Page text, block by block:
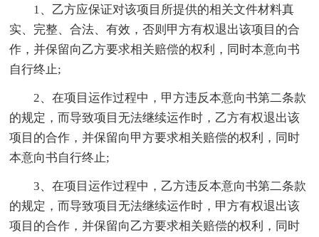
1、乙方应保证对该项目所提供的相关文件材料真
实、完整、合法、有效，否则甲方有权退出该项目的合
作，并保留向乙方要求相关赔偿的权利，同时本意向书
自行终止;
2、在项目运作过程中，甲方违反本意向书第二条款
的规定，而导致项目无法继续运作时，乙方有权退出该
项目的合作，并保留向甲方要求相关赔偿的权利，同时
本意向书自行终止;
3、在项目运作过程中，乙方违反本意向书第二条款
的规定，而导致项目无法继续运作时，甲方有权退出该
项目的合作，并保留向乙方要求相关赔偿的权利，同时